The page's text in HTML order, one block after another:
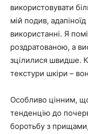
використовувати
мій подив,
використанні. Я
роздратованою, а
зцілилися швидше.
текстури шкіри –
Особливо цінним,
тенденцію до
боротьбу з